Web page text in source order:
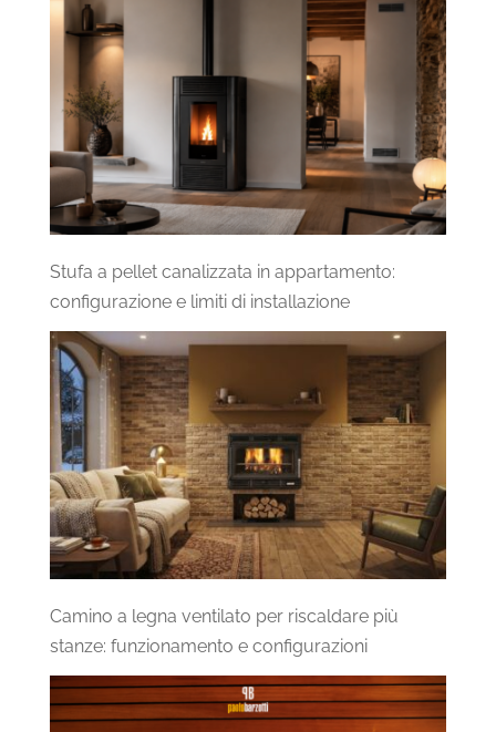
Stufa a pellet canalizzata in appartamento:
configurazione e limiti di installazione
Camino a legna ventilato per riscaldare più
stanze: funzionamento e configurazioni